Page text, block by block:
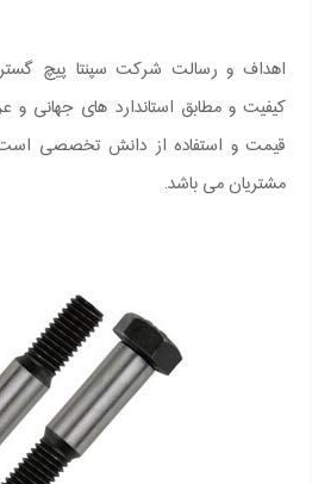
اهداف و رسالت شرکت سپنتا پیچ گستر
کیفیت و مطابق استاندارد های جهانی و
قیمت و استفاده از دانش تخصصی
مشتریان می باشد.